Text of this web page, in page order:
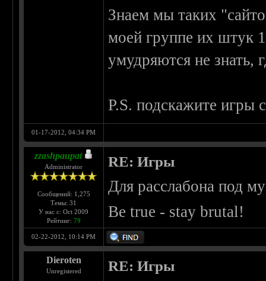
Знаем мы таких
моей группе их штук
умудряются не знать,
P.S. подскажите
01-17-2012, 04:34 PM
zzashpaupat
Administrator
Сообщений: 1,275
Темы: 31
У нас с: Oct 2009
Рейтинг: 79
RE: Игры
Для расслабона под
Be true - stay brutal!
02-22-2012, 10:14 PM
Dieroten
Unregistered RE: Игры